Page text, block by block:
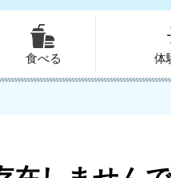
食べる 体